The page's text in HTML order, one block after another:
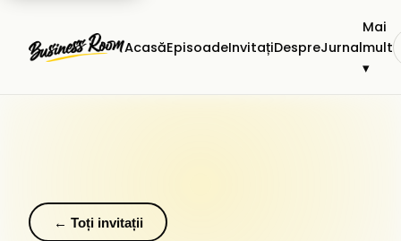
AcasăEpisoadeInvitațiDespreJurnal
Mai
mult
▾
← Toți invitații